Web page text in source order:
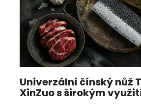
Univerzální čínský nůž
XinZuo s širokým